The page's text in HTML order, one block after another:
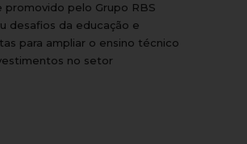
promovido pelo Grupo RBS
desafios da educação e
para ampliar o ensino técnico
no setor